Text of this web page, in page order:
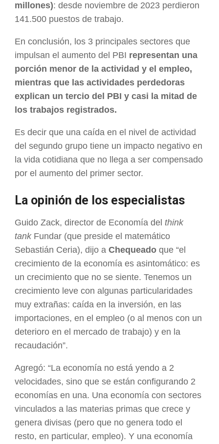
millones): desde noviembre de 2023 perdieron
141.500 puestos de trabajo.
En conclusión, los 3 principales sectores que
impulsan el aumento del PBI representan una
porción menor de la actividad y el empleo,
mientras que las actividades perdedoras
explican un tercio del PBI y casi la mitad de
los trabajos registrados.
Es decir que una caída en el nivel de actividad
del segundo grupo tiene un impacto negativo en
la vida cotidiana que no llega a ser compensado
por el aumento del primer sector.
La opinión de los especialistas
Guido Zack, director de Economía del think
tankFundar (que preside el matemático
Sebastián Ceria), dijo a Chequeado que “el
crecimiento de la economía es asintomático: es
un crecimiento que no se siente. Tenemos un
crecimiento leve con algunas particularidades
muy extrañas: caída en la inversión, en las
importaciones, en el empleo (o al menos con un
deterioro en el mercado de trabajo) y en la
recaudación”.
Agregó: “La economía no está yendo a 2
velocidades, sino que se están configurando 2
economías en una. Una economía con sectores
vinculados a las materias primas que crece y
genera divisas (pero que no genera todo el
resto, en particular, empleo). Y una economía